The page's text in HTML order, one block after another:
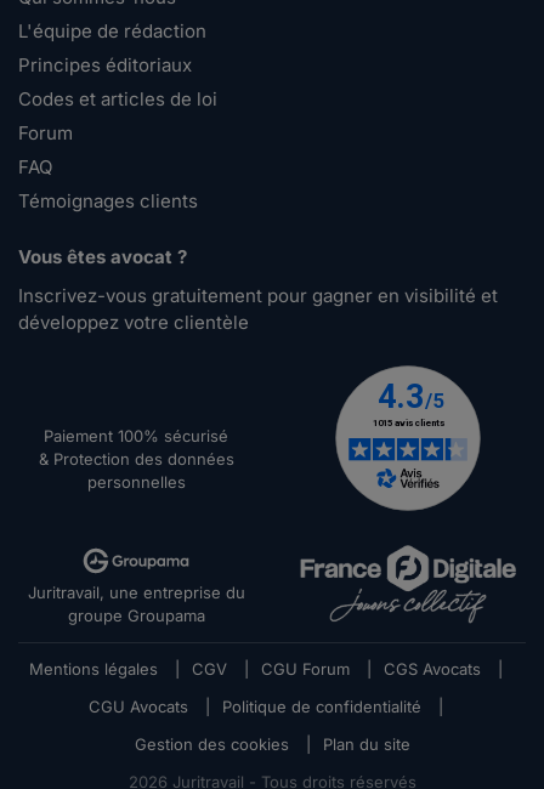
L'équipe de rédaction
Principes éditoriaux
Codes et articles de loi
Forum
FAQ
Témoignages clients
Vous êtes avocat ?
Inscrivez-vous gratuitement pour gagner en visibilité et
développez votre clientèle
Paiement 100% sécurisé
& Protection des données
personnelles
Juritravail, une entreprise du
groupe Groupama
Mentions légales CGV CGU Forum CGS Avocats
CGU Avocats
Politique de confidentialité
Gestion des cookies
Plan du site
2026 Juritravail - Tous droits réservés